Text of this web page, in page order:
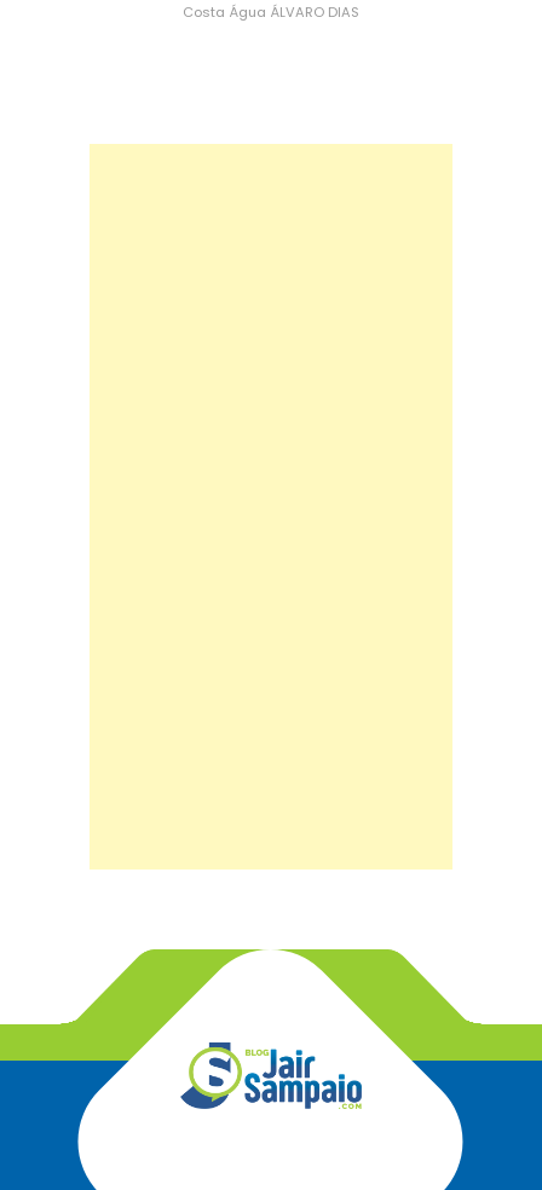
Costa Água ÁLVARO DIAS